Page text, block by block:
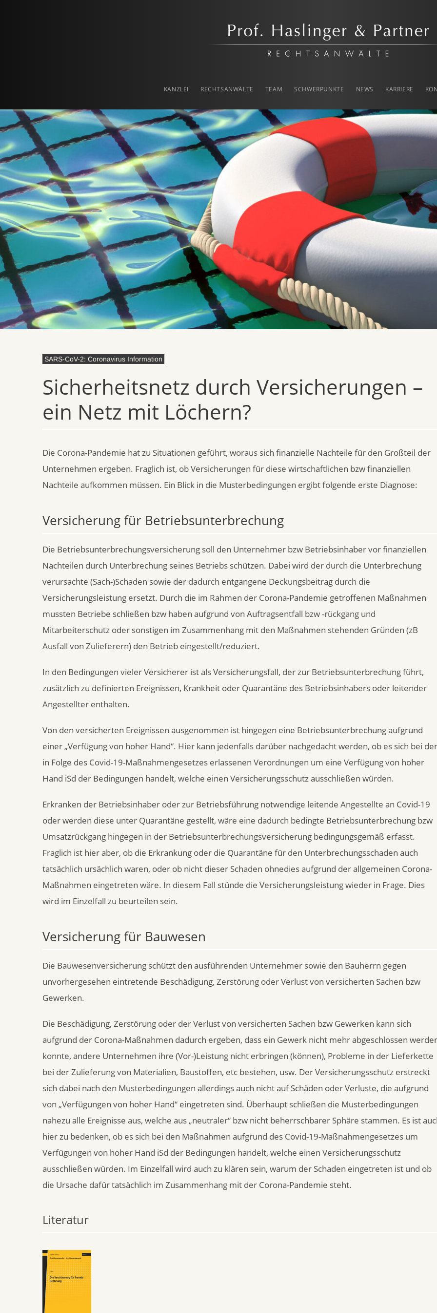
KANZLEI RECHTSANWÄLTE TEAM SCHWERPUNKTE NEWS KARRIERE
SARS-CoV-2: Coronavirus Information
Sicherheitsnetz durch Versicherungen –
ein Netz mit Löchern?
Die Corona-Pandemie hat zu Situationen geführt, woraus sich finanzielle Nachteile für den Großteil der
Unternehmen ergeben. Fraglich ist, ob Versicherungen für diese wirtschaftlichen bzw finanziellen
Nachteile aufkommen müssen. Ein Blick in die Musterbedingungen ergibt folgende erste Diagnose:
Versicherung für Betriebsunterbrechung
Die Betriebsunterbrechungsversicherung soll den Unternehmer bzw Betriebsinhaber vor finanziellen
Nachteilen durch Unterbrechung seines Betriebs schützen. Dabei wird der durch die Unterbrechung
verursachte (Sach-)Schaden sowie der dadurch entgangene Deckungsbeitrag durch die
Versicherungsleistung ersetzt. Durch die im Rahmen der Corona-Pandemie getroffenen Maßnahmen
mussten Betriebe schließen bzw haben aufgrund von Auftragsentfall bzw -rückgang und
Mitarbeiterschutz oder sonstigen im Zusammenhang mit den Maßnahmen stehenden Gründen (zB
Ausfall von Zulieferern) den Betrieb eingestellt/reduziert.
In den Bedingungen vieler Versicherer ist als Versicherungsfall, der zur Betriebsunterbrechung führt,
zusätzlich zu definierten Ereignissen, Krankheit oder Quarantäne des Betriebsinhabers oder leitender
Angestellter enthalten.
Von den versicherten Ereignissen ausgenommen ist hingegen eine Betriebsunterbrechung aufgrund
einer „Verfügung von hoher Hand“. Hier kann jedenfalls darüber nachgedacht werden, ob es sich bei
in Folge des Covid-19-Maßnahmengesetzes erlassenen Verordnungen um eine Verfügung von hoher
Hand iSd der Bedingungen handelt, welche einen Versicherungsschutz ausschließen würden.
Erkranken der Betriebsinhaber oder zur Betriebsführung notwendige leitende Angestellte an Covid-19
oder werden diese unter Quarantäne gestellt, wäre eine dadurch bedingte Betriebsunterbrechung bzw
Umsatzrückgang hingegen in der Betriebsunterbrechungsversicherung bedingungsgemäß erfasst.
Fraglich ist hier aber, ob die Erkrankung oder die Quarantäne für den Unterbrechungsschaden auch
tatsächlich ursächlich waren, oder ob nicht dieser Schaden ohnedies aufgrund der allgemeinen Corona-
Maßnahmen eingetreten wäre. In diesem Fall stünde die Versicherungsleistung wieder in Frage. Dies
wird im Einzelfall zu beurteilen sein.
Versicherung für Bauwesen
Die Bauwesenversicherung schützt den ausführenden Unternehmer sowie den Bauherrn gegen
unvorhergesehen eintretende Beschädigung, Zerstörung oder Verlust von versicherten Sachen bzw
Gewerken.
Die Beschädigung, Zerstörung oder der Verlust von versicherten Sachen bzw Gewerken kann sich
aufgrund der Corona-Maßnahmen dadurch ergeben, dass ein Gewerk nicht mehr abgeschlossen
konnte, andere Unternehmen ihre (Vor-)Leistung nicht erbringen (können), Probleme in der Lieferkette
bei der Zulieferung von Materialien, Baustoffen, etc bestehen, usw. Der Versicherungsschutz erstreckt
sich dabei nach den Musterbedingungen allerdings auch nicht auf Schäden oder Verluste, die aufgrund
von „Verfügungen von hoher Hand“ eingetreten sind. Überhaupt schließen die Musterbedingungen
nahezu alle Ereignisse aus, welche aus „neutraler“ bzw nicht beherrschbarer Sphäre stammen. Es ist
hier zu bedenken, ob es sich bei den Maßnahmen aufgrund des Covid-19-Maßnahmengesetzes um
Verfügungen von hoher Hand iSd der Bedingungen handelt, welche einen Versicherungsschutz
ausschließen würden. Im Einzelfall wird auch zu klären sein, warum der Schaden eingetreten ist und ob
die Ursache dafür tatsächlich im Zusammenhang mit der Corona-Pandemie steht.
Literatur